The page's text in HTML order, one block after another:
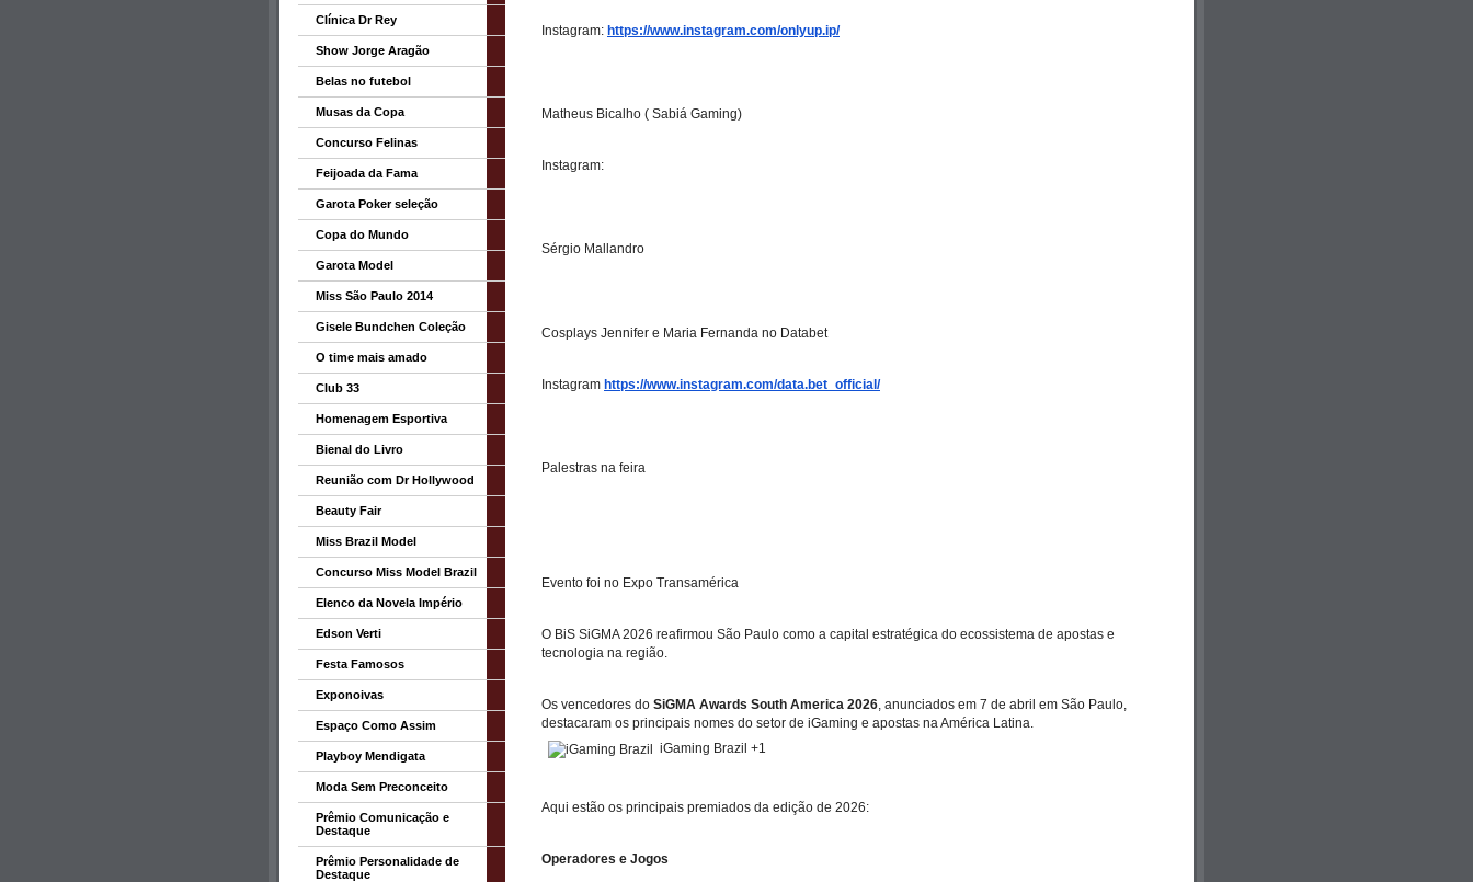
Instagram: https://www.instagram.com/onlyup.ip/
Matheus Bicalho ( Sabiá Gaming)
Instagram:
Sérgio Mallandro
Cosplays Jennifer e Maria Fernanda no Databet
Instagram https://www.instagram.com/data.bet_official/
Palestras na feira
Evento foi no Expo Transamérica
O BiS SiGMA 2026 reafirmou São Paulo como a capital estratégica do ecossistema de apostas e
tecnologia na região.
Os vencedores do SiGMA Awards South America 2026, anunciados em 7 de abril em São Paulo,
destacaram os principais nomes do setor de iGaming e apostas na América Latina.
iGaming Brazil +1
Aqui estão os principais premiados da edição de 2026:
Operadores e Jogos
Clínica Dr Rey
Show Jorge Aragão
Belas no futebol
Musas da Copa
Concurso Felinas
Feijoada da Fama
Garota Poker seleção
Copa do Mundo
Garota Model
Miss São Paulo 2014
Gisele Bundchen Coleção
O time mais amado
Club 33
Homenagem Esportiva
Bienal do Livro
Reunião com Dr Hollywood
Beauty Fair
Miss Brazil Model
Concurso Miss Model Brazil
Elenco da Novela Império
Edson Verti
Festa Famosos
Exponoivas
Espaço Como Assim
Playboy Mendigata
Moda Sem Preconceito
Prêmio Comunicação e
Destaque
Prêmio Personalidade de
Destaque